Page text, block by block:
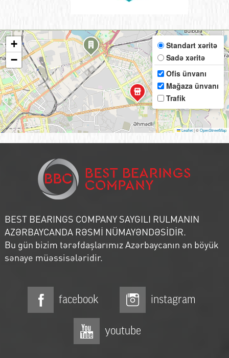
+
−
Standart xəritə
Sadə xəritə
Ofis ünvanı
Mağaza ünvanı
Trafik
Leaflet|©OpenStreetMap
BEST BEARINGS COMPANY SAYGILI RULMANIN
AZƏRBAYCANDA RƏSMİ NÜMAYƏNDƏSİDİR.
Bu gün bizim tərəfdaşlarımız Azərbaycanın ən böyük
sənaye müəssisələridir.
facebook instagram
youtube